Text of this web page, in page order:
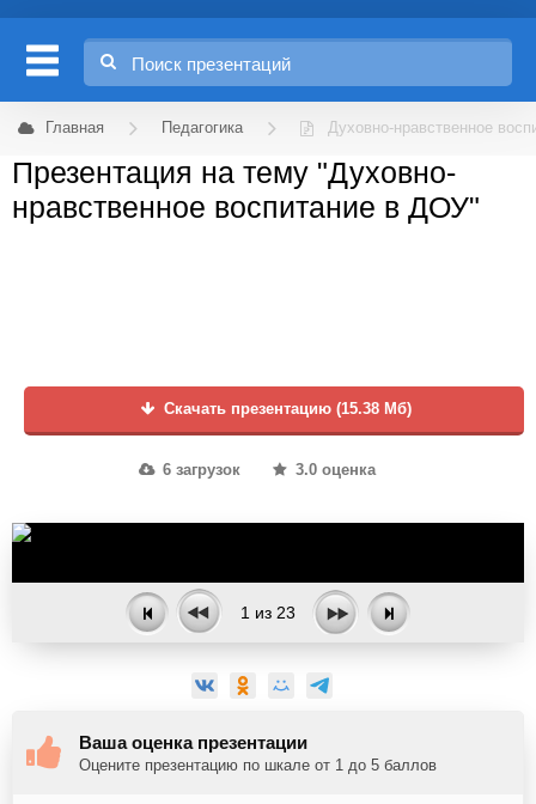
Главная Педагогика Духовно-нравственное
Презентация на тему "Духовно-
нравственное воспитание в ДОУ"
Скачать презентацию (15.38 Мб)
6 загрузок 3.0 оценка
1 из 23
Ваша оценка презентации
Оцените презентацию по шкале от 1 до 5 баллов